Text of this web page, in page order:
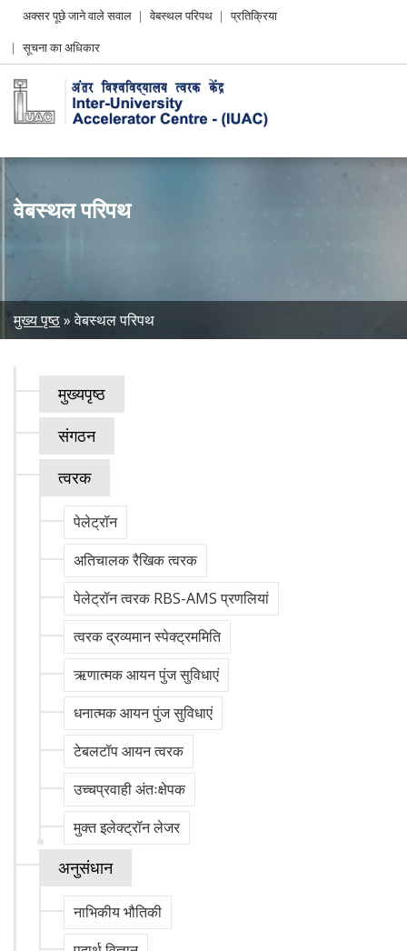
Header
menu
अक्सर पूछे जाने वाले सवाल वेबस्थल परिपथ
प्रतिक्रिया
सूचना का अधिकार
वेबस्थल परिपथ
Breadcrumb
मुख्य पृष्ठ वेबस्थल परिपथ
मुख्यपृष्ठ
संगठन
त्वरक
पेलेट्रॉन
अतिचालक रैखिक त्वरक
पेलेट्रॉन त्वरक RBS-AMS प्रणलियां
त्वरक द्रव्यमान स्पेक्ट्रममिति
ऋणात्मक आयन पुंज सुविधाएं
धनात्मक आयन पुंज सुविधाएं
टेबलटॉप आयन त्वरक
उच्चप्रवाही अंतःक्षेपक
मुक्त इलेक्ट्रॉन लेजर
अनुसंधान
नाभिकीय भौतिकी